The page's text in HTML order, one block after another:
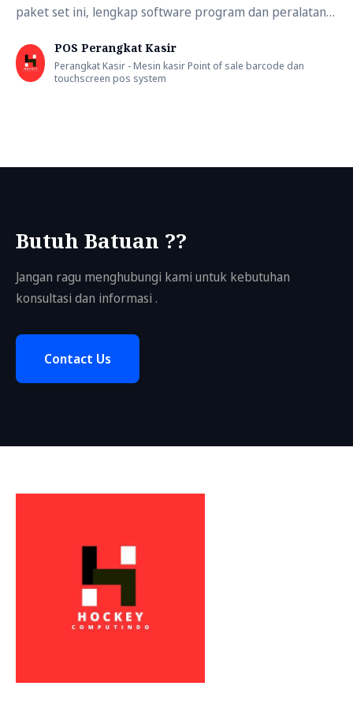
paket set ini, lengkap software program dan peralatan
POS Perangkat Kasir
Perangkat Kasir - Mesin kasir Point of sale barcode dan
touchscreen pos system
Butuh Batuan ??
Jangan ragu menghubungi kami untuk kebutuhan
konsultasi dan informasi .
Contact Us